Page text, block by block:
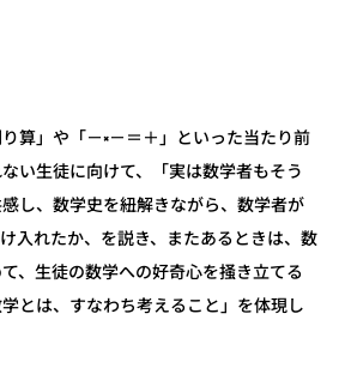
算」や「－×－＝＋」といった当たり前
い生徒に向けて、「実は数学者もそう
し、数学史を紐解きながら、数学者が
入れたか、を説き、またあるときは、数
、生徒の数学への好奇心を掻き立てる
とは、すなわち考えること」を体現し